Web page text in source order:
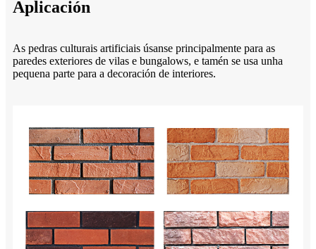
Aplicación
As pedras culturais artificiais úsanse principalmente para as
paredes exteriores de vilas e bungalows, e tamén se usa unha
pequena parte para a decoración de interiores.